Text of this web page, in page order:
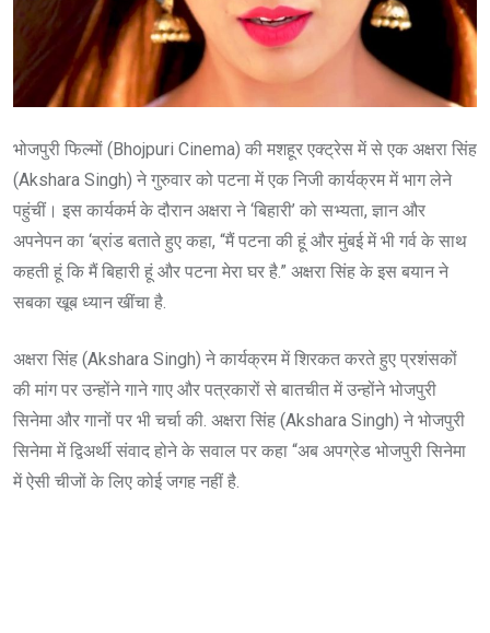
भोजपुरी फिल्मों (Bhojpuri Cinema) की मशहूर एक्ट्रेस में से एक अक्षरा सिंह
(Akshara Singh) ने गुरुवार को पटना में एक निजी कार्यक्रम में भाग लेने
पहुंचीं। इस कार्यकर्म के दौरान अक्षरा ने ‘बिहारी’ को सभ्यता, ज्ञान और
अपनेपन का ‘ब्रांड बताते हुए कहा, “मैं पटना की हूं और मुंबई में भी गर्व के साथ
कहती हूं कि मैं बिहारी हूं और पटना मेरा घर है.” अक्षरा सिंह के इस बयान ने
सबका खूब ध्यान खींचा है.
अक्षरा सिंह (Akshara Singh) ने कार्यक्रम में शिरकत करते हुए प्रशंसकों
की मांग पर उन्होंने गाने गाए और पत्रकारों से बातचीत में उन्होंने भोजपुरी
सिनेमा और गानों पर भी चर्चा की. अक्षरा सिंह (Akshara Singh) ने भोजपुरी
सिनेमा में द्विअर्थी संवाद होने के सवाल पर कहा “अब अपग्रेड भोजपुरी सिनेमा
में ऐसी चीजों के लिए कोई जगह नहीं है.